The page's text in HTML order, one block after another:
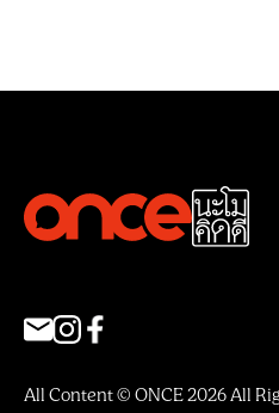
All Content © ONCE 2026 All